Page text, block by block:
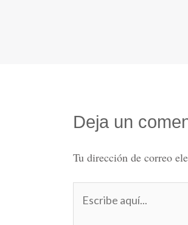
Deja un
Tu dirección de correo
aquí...